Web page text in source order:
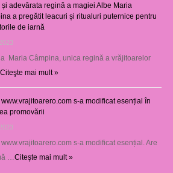
și adevărata regină a magiei Albe Maria
a pregătit leacuri și ritualuri puternice pentru
de iarnă
Maria Câmpina, unica regină a vrăjitoarelor
Citeşte mai mult »
s-a modificat esențial în
promovării
s-a modificat esențial. Are
… Citeşte mai mult »